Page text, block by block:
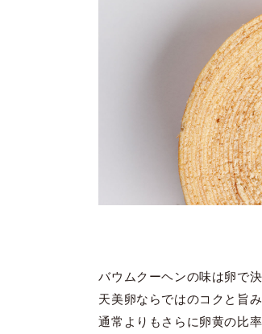
バウムクーヘンの味は卵で
天美卵ならではのコクと旨
通常よりもさらに卵黄の比